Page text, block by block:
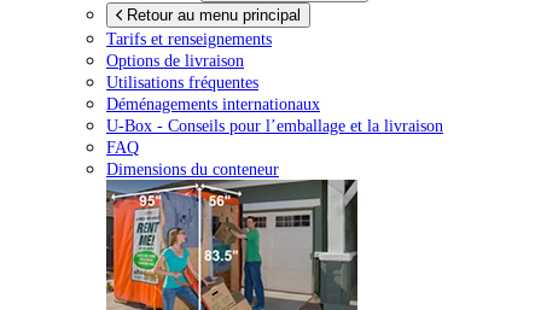
Retour au menu principal
Tarifs et renseignements
Options de livraison
Utilisations fréquentes
Déménagements internationaux
U-Box - Conseils pour l’emballage et la livraison
FAQ
Dimensions du conteneur